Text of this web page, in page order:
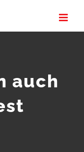
auch